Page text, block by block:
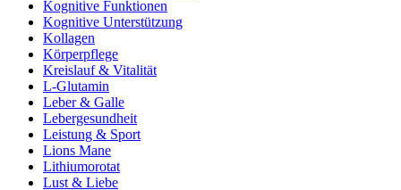
Kognitive Funktionen
Kognitive Unterstützung
Kollagen
Körperpflege
Kreislauf & Vitalität
L-Glutamin
Leber & Galle
Lebergesundheit
Leistung & Sport
Lions Mane
Lithiumorotat
Lust & Liebe